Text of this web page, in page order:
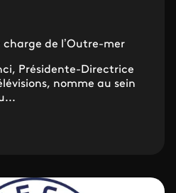
de l’Outre-mer
Présidente-Directrice
nomme au sein